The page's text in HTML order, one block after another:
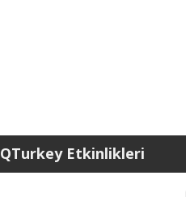
QTurkey Etkinlikleri